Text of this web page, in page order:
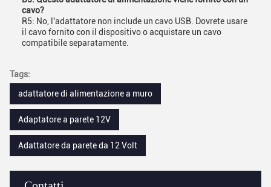
cavo?
R5: No, l'adattatore non include un cavo USB. Dovrete usare
il cavo fornito con il dispositivo o acquistare un cavo
compatibile separatamente.
Tags:
adattatore di alimentazione a muro
Adaptatore a parete 12V
Adattatore da parete da 12 Volt